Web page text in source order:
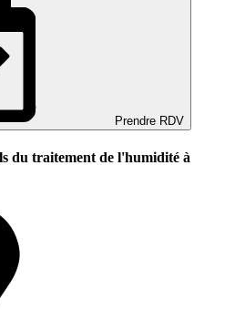
Prendre RDV
du traitement de l'humidité à